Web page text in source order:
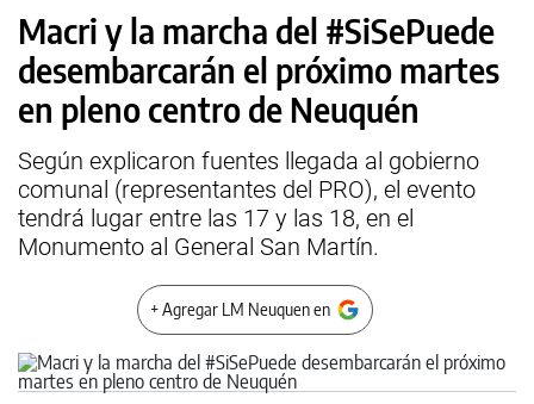
Macri y la marcha del #SiSePuede
desembarcarán el próximo martes
en pleno centro de Neuquén
Según explicaron fuentes llegada al gobierno
comunal (representantes del PRO), el evento
tendrá lugar entre las 17 y las 18, en el
Monumento al General San Martín.
+ Agregar LM Neuquen en